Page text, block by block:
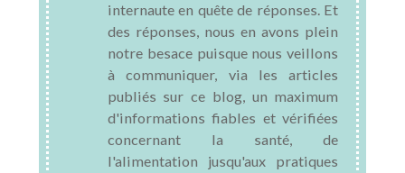
internaute en quête de réponses. Et
des réponses, nous en avons plein
notre besace puisque nous veillons
à communiquer, via les articles
publiés sur ce blog, un maximum
d'informations fiables et vérifiées
concernant la santé, de
l'alimentation jusqu'aux pratiques